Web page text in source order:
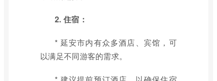
2. 住宿：
* 延安市内有众多酒店、宾馆，可
以满足不同游客的需求。